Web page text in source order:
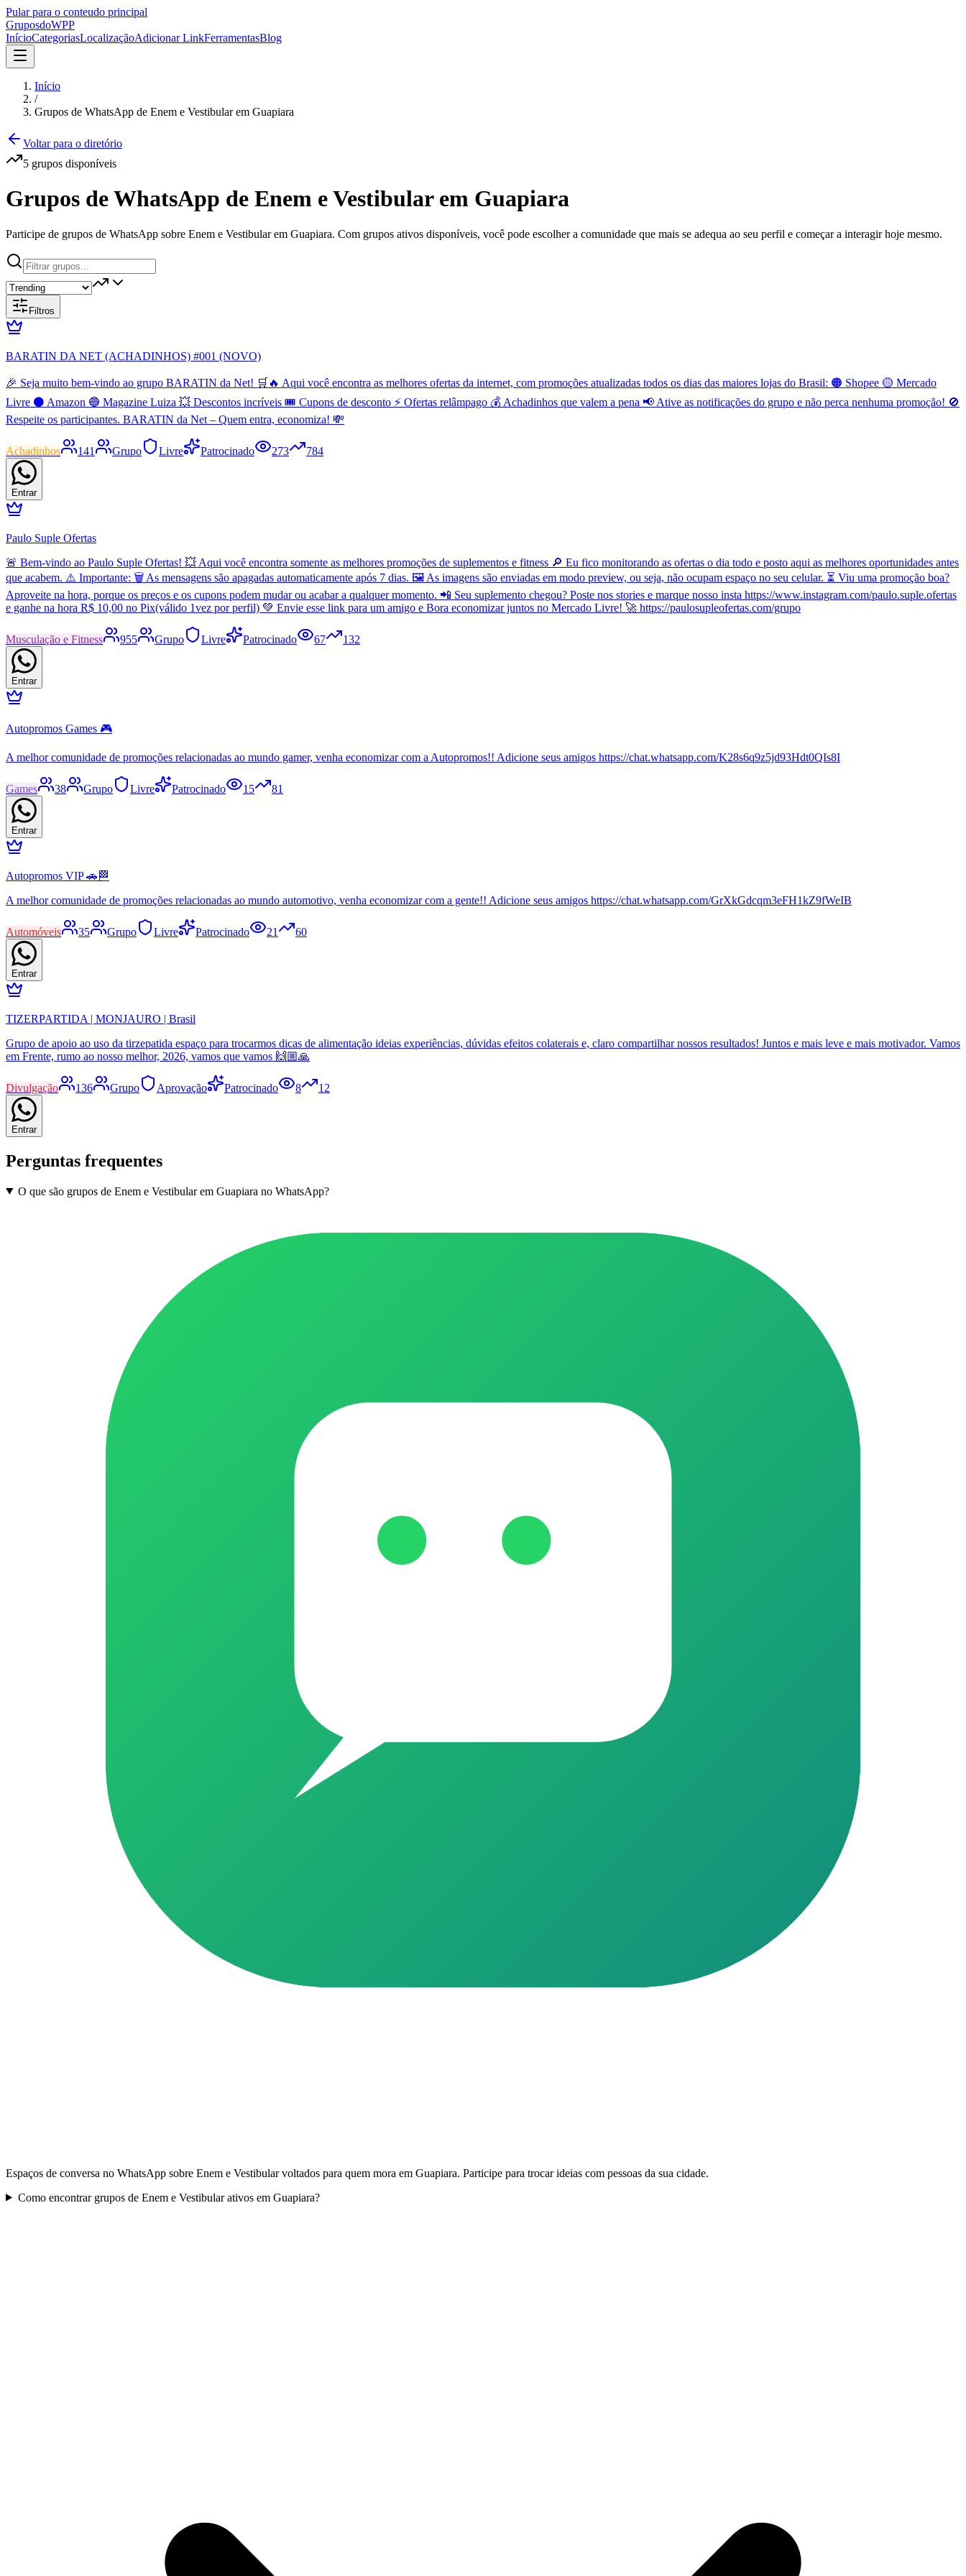
Pular para o conteudo principal
GruposdoWPP
InícioCategoriasLocalizaçãoAdicionar LinkFerramentasBlog
Início
/
Grupos de WhatsApp de Enem e Vestibular em Guapiara
Voltar para o diretório
5 grupos disponíveis
Grupos de WhatsApp de Enem e Vestibular em Guapiara
Participe de grupos de WhatsApp sobre Enem e Vestibular em Guapiara. Com grupos ativos disponíveis, você pode escolher a comunidade que mais se adequa ao seu perfil e começar a interagir hoje mesmo.
Filtros
BARATIN DA NET (ACHADINHOS) #001 (NOVO)
🎉 Seja muito bem-vindo ao grupo BARATIN da Net! 🛒🔥 Aqui você encontra as melhores ofertas da internet, com promoções atualizadas todos os dias das maiores lojas do Brasil: 🟠 Shopee 🟡 Mercado
Livre ⚫ Amazon 🔵 Magazine Luiza 💥 Descontos incríveis 🎟️ Cupons de desconto ⚡ Ofertas relâmpago 💰 Achadinhos que valem a pena 📢 Ative as notificações do grupo e não perca nenhuma promoção! 🚫
Respeite os participantes. BARATIN da Net – Quem entra, economiza! 💸
Achadinhos 141 Grupo Livre Patrocinado 273 784
Entrar
Paulo Suple Ofertas
🚨 Bem-vindo ao Paulo Suple Ofertas! 💥 Aqui você encontra somente as melhores promoções de suplementos e fitness 🔎 Eu fico monitorando as ofertas o dia todo e posto aqui as melhores oportunidades antes
que acabem. ⚠️ Importante: 🗑️ As mensagens são apagadas automaticamente após 7 dias. 🖼️ As imagens são enviadas em modo preview, ou seja, não ocupam espaço no seu celular. ⏳ Viu uma promoção boa?
Aproveite na hora, porque os preços e os cupons podem mudar ou acabar a qualquer momento. 📲 Seu suplemento chegou? Poste nos stories e marque nosso insta https://www.instagram.com/paulo.suple.ofertas
e ganhe na hora R$ 10,00 no Pix(válido 1vez por perfil) 💚 Envie esse link para um amigo e Bora economizar juntos no Mercado Livre! 🚀 https://paulosupleofertas.com/grupo
Musculação e Fitness 955 Grupo Livre Patrocinado 67 132
Entrar
Autopromos Games 🎮
A melhor comunidade de promoções relacionadas ao mundo gamer, venha economizar com a Autopromos!! Adicione seus amigos https://chat.whatsapp.com/K28s6q9z5jd93Hdt0QIs8I
Games 38 Grupo Livre Patrocinado 15 81
Entrar
Autopromos VIP 🚗🏁
A melhor comunidade de promoções relacionadas ao mundo automotivo, venha economizar com a gente!! Adicione seus amigos https://chat.whatsapp.com/GrXkGdcqm3eFH1kZ9fWeIB
Automóveis 35 Grupo Livre Patrocinado 21 60
Entrar
TIZERPARTIDA | MONJAURO | Brasil
Grupo de apoio ao uso da tirzepatida espaço para trocarmos dicas de alimentação ideias experiências, dúvidas efeitos colaterais e, claro compartilhar nossos resultados! Juntos e mais leve e mais motivador. Vamos
em Frente, rumo ao nosso melhor, 2026, vamos que vamos 🙌🏼🙏
Divulgação 136 Grupo Aprovação Patrocinado 8 12
Entrar
Perguntas frequentes
O que são grupos de Enem e Vestibular em Guapiara no WhatsApp?
Espaços de conversa no WhatsApp sobre Enem e Vestibular voltados para quem mora em Guapiara. Participe para trocar ideias com pessoas da sua cidade.
Como encontrar grupos de Enem e Vestibular ativos em Guapiara?